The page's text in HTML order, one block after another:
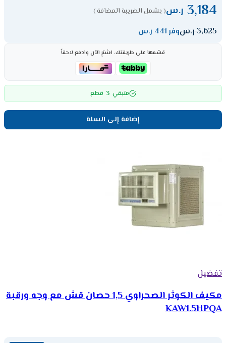
3,184 ر.س( يشمل الضريبة المضافة )
3,625ر.سوفر 441 ر.س
قسّمها على طريقتك، اشترِ الآن وادفع لاحقاً
متبقي 3 قطع
إضافة إلى السلة
تفضيل
مكيف الكوثر الصحراوي 1,5 حصان قش مع وجه ورقبة
KAW1.5HPQA